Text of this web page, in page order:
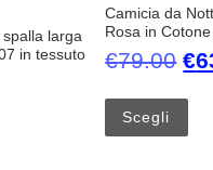
larga
in tessuto
prodotto ha più varianti. Le
Camicia da
Rosa in
€79.00 Il
€
Scegli